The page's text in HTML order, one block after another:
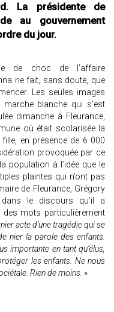
La présidente de
au gouvernement
du jour.
de choc de l’affaire
ne fait, sans doute, que
Les seules images
marche blanche qui s’est
dimanche à Fleurance,
où était scolarisée la
fille, en présence de 6 000
provoquée par ce
population à l’idée que le
plaintes qui n’ont pas
de Fleurance, Grégory
le discours qu’il a
mots particulièrement
acte d’une tragédie qui se
nier la parole des enfants.
importante en tant qu’élus,
les enfants. Ne nous
Rien de moins. »